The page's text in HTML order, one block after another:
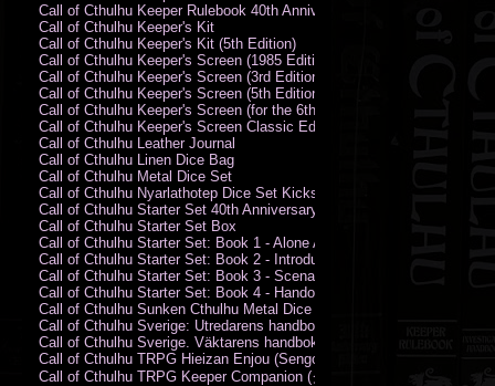
Call of Cthulhu Keeper Rulebook 40th Anniversary Edition (PDF)
Call of Cthulhu Keeper's Kit
Call of Cthulhu Keeper's Kit (5th Edition)
Call of Cthulhu Keeper's Screen (1985 Edition)
Call of Cthulhu Keeper's Screen (3rd Edition)
Call of Cthulhu Keeper's Screen (5th Edition)
Call of Cthulhu Keeper's Screen (for the 6th Edition Rules)
Call of Cthulhu Keeper's Screen Classic Edition
Call of Cthulhu Leather Journal
Call of Cthulhu Linen Dice Bag
Call of Cthulhu Metal Dice Set
Call of Cthulhu Nyarlathotep Dice Set Kickstarter Edition
Call of Cthulhu Starter Set 40th Anniversary Edition
Call of Cthulhu Starter Set Box
Call of Cthulhu Starter Set: Book 1 - Alone Against the Flames
Call of Cthulhu Starter Set: Book 2 - Introductory Rules
Call of Cthulhu Starter Set: Book 3 - Scenarios
Call of Cthulhu Starter Set: Book 4 - Handouts
Call of Cthulhu Sunken Cthulhu Metal Dice Set
Call of Cthulhu Sverige: Utredarens handbok (PDF)
Call of Cthulhu Sverige. Väktarens handbok
Call of Cthulhu TRPG Hieizan Enjou (Sengoku Period)
Call of Cthulhu TRPG Keeper Companion (クトゥルフ神話TRPG キー